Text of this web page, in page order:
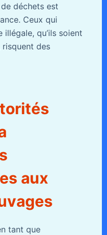
de déchets est
Ceux qui
illégale, qu’ils soient
des
aux
tant que